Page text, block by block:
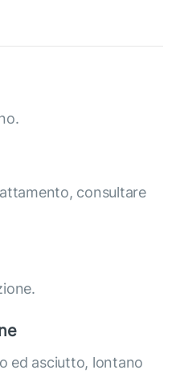
consultare
ed asciutto, lontano